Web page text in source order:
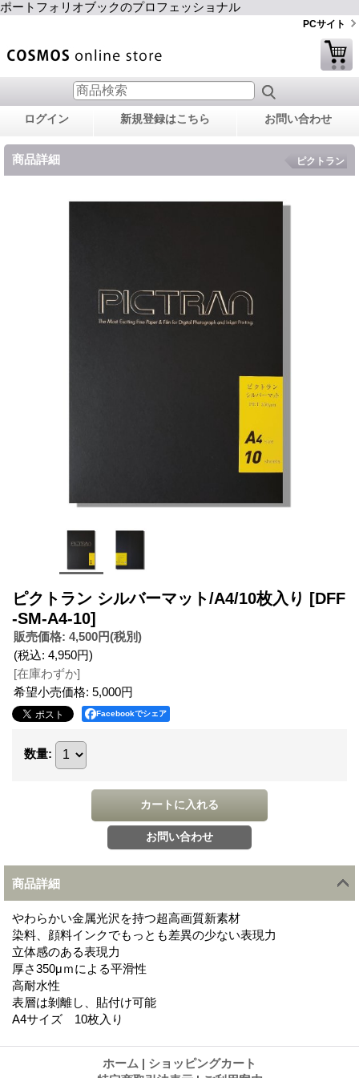
ポートフォリオブックのプロフェッショナル
PCサイト
ログイン 新規登録はこちら お問い合わせ
商品詳細 ピクトラン
ピクトラン シルバーマット/A4/10枚入り [DFF
-SM-A4-10]
販売価格: 4,500円(税別)
(税込: 4,950円)
[在庫わずか]
希望小売価格: 5,000円
Facebookでシェア
数量:
商品詳細
やわらかい金属光沢を持つ超高画質新素材
染料、顔料インクでもっとも差異の少ない表現力
立体感のある表現力
厚さ350μｍによる平滑性
高耐水性
表層は剝離し、貼付け可能
A4サイズ 10枚入り
ホーム | ショッピングカート